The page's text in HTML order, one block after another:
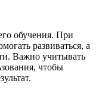
обучения. При
развиваться, а
Важно учитывать
чтобы